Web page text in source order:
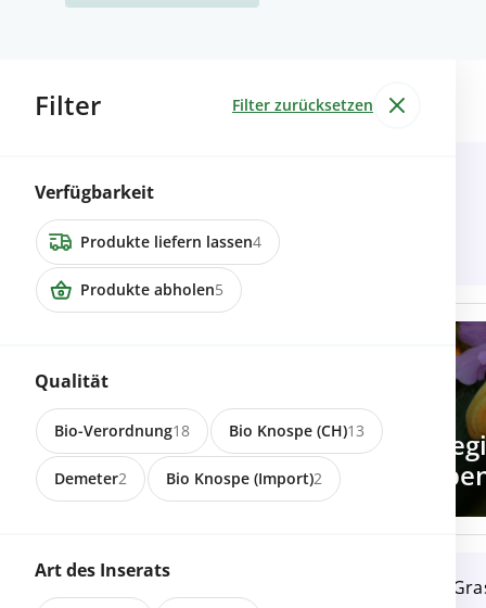
Filter Filter zurücksetzen
Verfügbarkeit
Produkte liefern lassen4
Produkte abholen5
Qualität
Bio-Verordnung18 Bio Knospe (CH)13
Demeter2 Bio Knospe (Import)2
Art des Inserats
24 Inserate
Direkt einkaufen
Mit Biomondo direkt bei
Bauernhöfen online
Suche Heu, Emd oder